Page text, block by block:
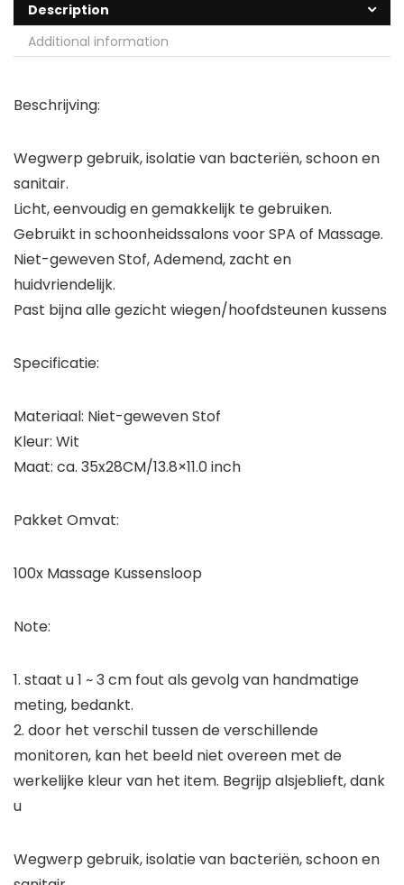
Description
Additional information
Beschrijving:
Wegwerp gebruik, isolatie van bacteriën, schoon en
sanitair.
Licht, eenvoudig en gemakkelijk te gebruiken.
Gebruikt in schoonheidssalons voor SPA of Massage.
Niet-geweven Stof, Ademend, zacht en
huidvriendelijk.
Past bijna alle gezicht wiegen/hoofdsteunen kussens
Specificatie:
Materiaal: Niet-geweven Stof
Kleur: Wit
Maat: ca. 35x28CM/13.8×11.0 inch
Pakket Omvat:
100x Massage Kussensloop
Note:
1. staat u 1 ~ 3 cm fout als gevolg van handmatige
meting, bedankt.
2. door het verschil tussen de verschillende
monitoren, kan het beeld niet overeen met de
werkelijke kleur van het item. Begrijp alsjeblieft, dank
u
Wegwerp gebruik, isolatie van bacteriën, schoon en